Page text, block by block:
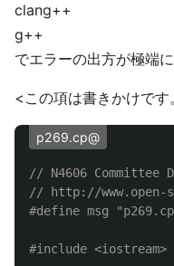
clang++
g++
でエラーの出方が極端に
<この項は書きかけで
p269.cp@
// N4606 Committee
// http://www.open-
#include <iostream>